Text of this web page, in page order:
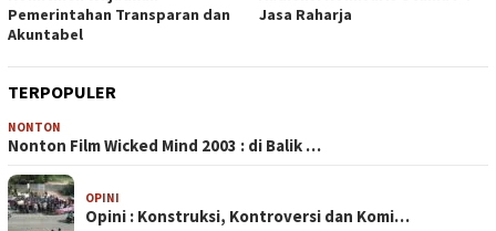
Pemerintahan Transparan dan
Akuntabel
Jasa Raharja
TERPOPULER
NONTON
Nonton Film Wicked Mind 2003 : di Balik …
OPINI
Opini : Konstruksi, Kontroversi dan Komi…